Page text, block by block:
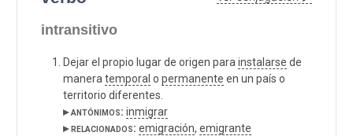
intransitivo
Dejar el propio lugar de origen para instalarse de
manera temporal o permanente en un país o
territorio diferentes.
▸ antónimos: inmigrar
▸ relacionados: emigración, emigrante